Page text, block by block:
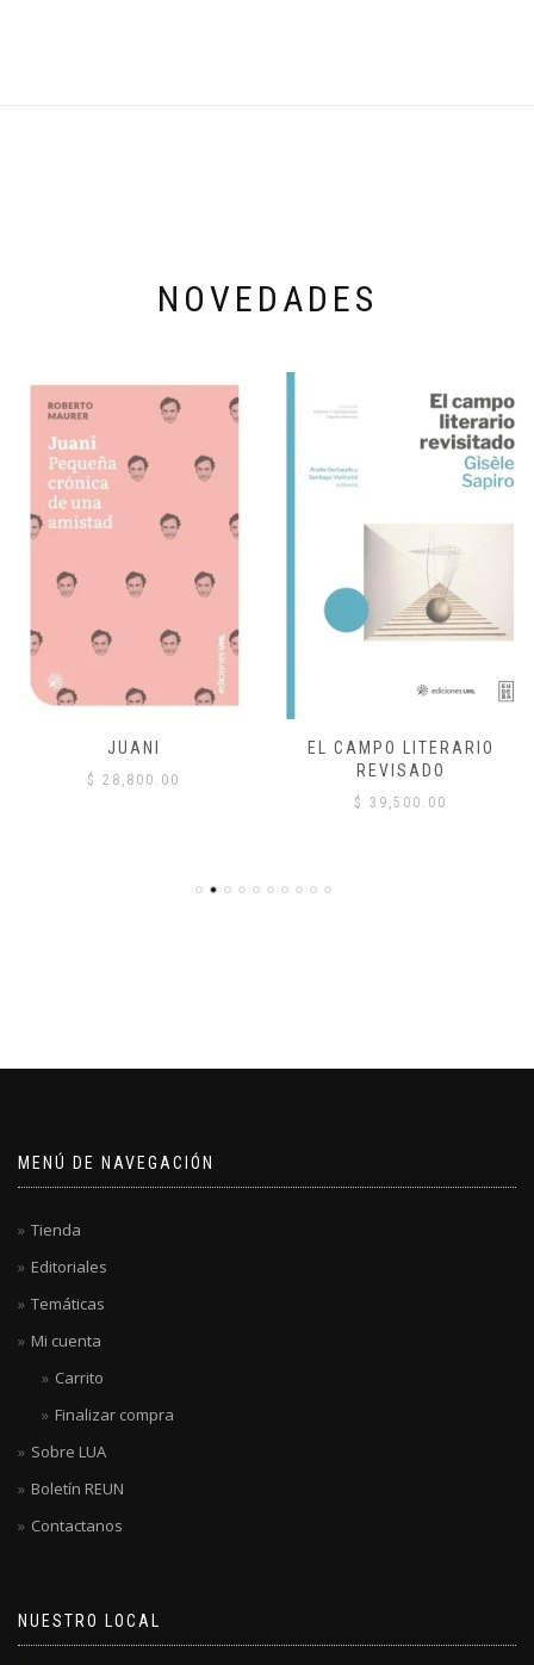
NOVEDADES
JUANI
$ 28,800.00
EL CAMPO LITERARIO
REVISADO
$ 39,500.00
MENÚ DE NAVEGACIÓN
Tienda
Editoriales
Temáticas
Mi cuenta
Carrito
Finalizar compra
Sobre LUA
Boletín REUN
Contactanos
NUESTRO LOCAL